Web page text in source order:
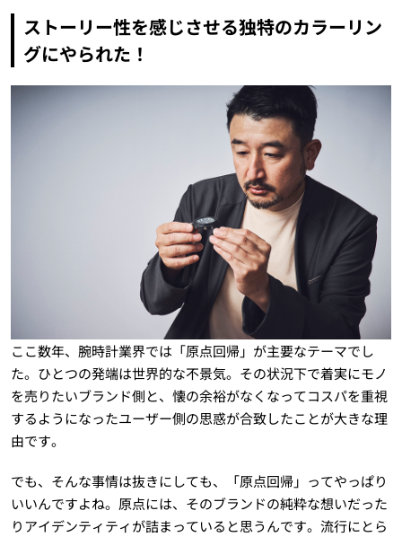
ストーリー性を感じさせる独特のカラーリン
グにやられた！
ここ数年、腕時計業界では「原点回帰」が主要なテーマでし
た。ひとつの発端は世界的な不景気。その状況下で着実にモノ
を売りたいブランド側と、懐の余裕がなくなってコスパを重視
するようになったユーザー側の思惑が合致したことが大きな理
由です。
でも、そんな事情は抜きにしても、「原点回帰」ってやっぱり
いいんですよね。原点には、そのブランドの純粋な想いだった
りアイデンティティが詰まっていると思うんです。流行にとら